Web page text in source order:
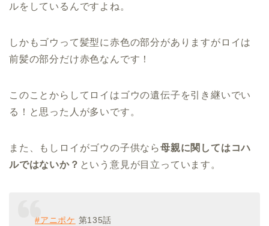
ルをしているんですよね。
しかもゴウって髪型に赤色の部分がありますがロイは
前髪の部分だけ赤色なんです！
このことからしてロイはゴウの遺伝子を引き継いでい
る！と思った人が多いです。
また、もしロイがゴウの子供なら母親に関してはコハ
ルではないか？ という意見が目立っています。
#アニポケ 第135話